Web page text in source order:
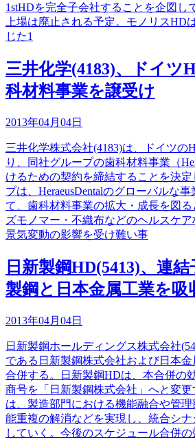
1stHDを完全子会社することを企図し
上場は廃止される予定。モノリスHD
じた1
三井化学(4183)、ドイツ
科材料事業を譲受け
2013年04月04日
三井化学株式会社(4183)は、ドイツの
り、同社グループの歯科材料事業（
けるための契約を締結することを決
プは、HeraeusDentalのグローバルな
て、歯科材料事業の拡大・成長を図
ズモノマー・不織布などのヘルスケ
景気変動の影響を受け難い事
日新製鋼HD(5413)、連
製鋼と日本金属工業を吸
2013年04月04日
日新製鋼ホールディングス株式会社
である日新製鋼株式会社および日本
合併する。日新製鋼HDは、本合併の
商号を「日新製鋼株式会社」へと変
は、製造部門における機能融合や管
能重複の解消などを実現し、統合シ
していく。今後のスケジュール合併